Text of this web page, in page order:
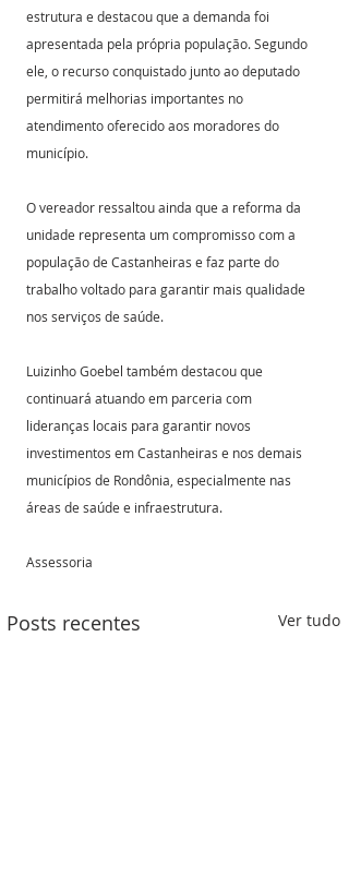
estrutura e destacou que a demanda foi
apresentada pela própria população. Segundo
ele, o recurso conquistado junto ao deputado
permitirá melhorias importantes no
atendimento oferecido aos moradores do
município.
O vereador ressaltou ainda que a reforma da
unidade representa um compromisso com a
população de Castanheiras e faz parte do
trabalho voltado para garantir mais qualidade
nos serviços de saúde.
Luizinho Goebel também destacou que
continuará atuando em parceria com
lideranças locais para garantir novos
investimentos em Castanheiras e nos demais
municípios de Rondônia, especialmente nas
áreas de saúde e infraestrutura.
Assessoria
Posts recentes Ver tudo